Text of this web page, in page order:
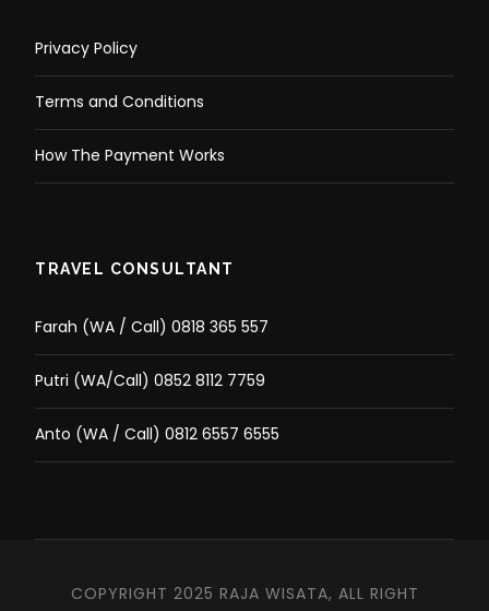
Privacy Policy
Terms and Conditions
How The Payment Works
TRAVEL CONSULTANT
Farah (WA / Call) 0818 365 557
Putri (WA/Call) 0852 8112 7759
Anto (WA / Call) 0812 6557 6555
COPYRIGHT 2025 RAJA WISATA, ALL RIGHT